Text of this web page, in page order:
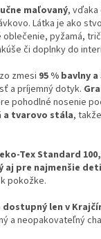
maľovaný,
Látka je ako
pyžamá,
či doplnky do
zmesi 95 % bavlny
a príjemný dotyk.
pohodlné nosenie
a tvarovo stála,
Tex Standard
aj pre najmenšie deti
pokožke.
dostupný len v
a neopakovateľný